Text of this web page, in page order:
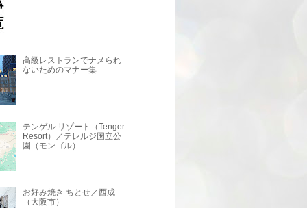
高級レストランでナメられ
ないためのマナー集
テンゲル リゾート（Tenger
Resort）／テレルジ国立公
園（モンゴル）
お好み焼き ちとせ／西成
（大阪市）